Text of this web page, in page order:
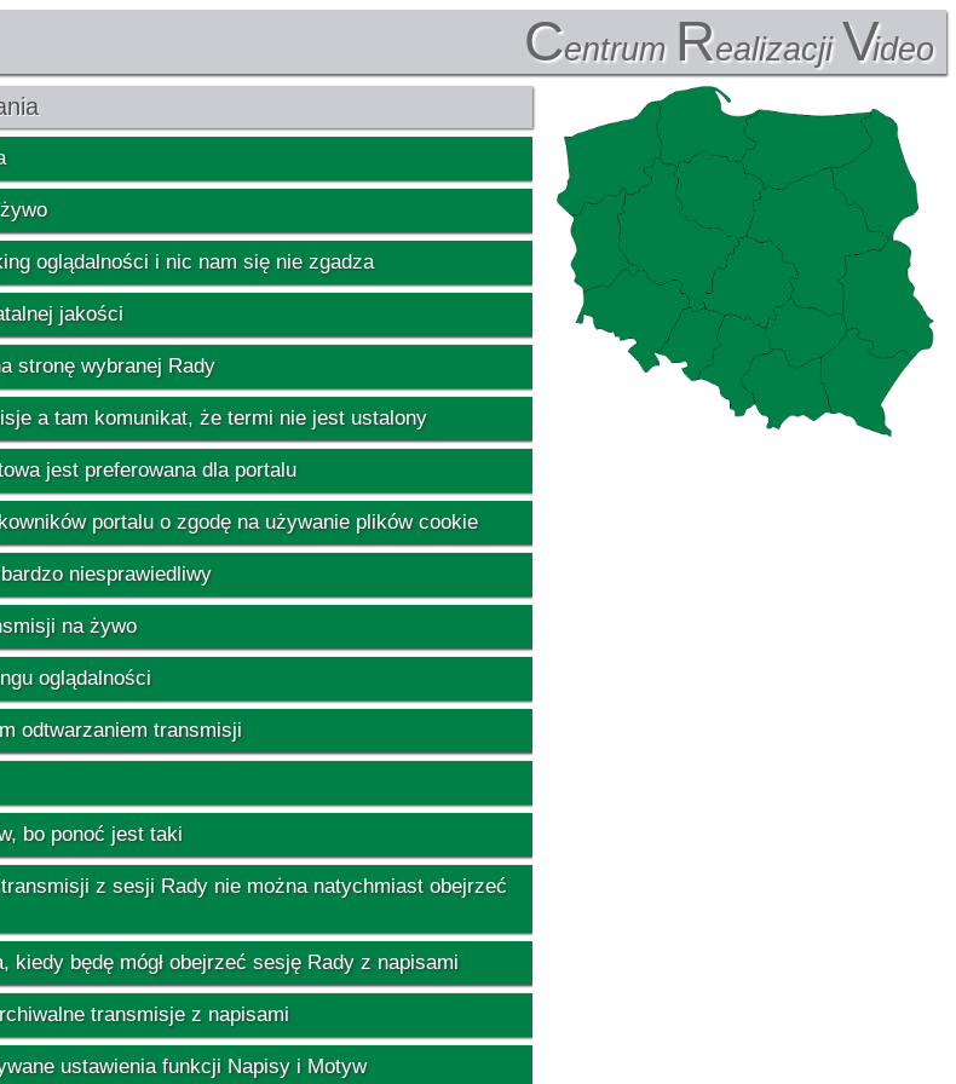
Centrum Realizacji Video
oglądalności i nic nam się nie zgadza
jakości
stronę wybranej Rady
a tam komunikat, że termi nie jest ustalony
jest preferowana dla portalu
portalu o zgodę na używanie plików cookie
niesprawiedliwy
na żywo
oglądalności
odtwarzaniem transmisji
bo ponoć jest taki
z sesji Rady nie można natychmiast obejrzeć
kiedy będę mógł obejrzeć sesję Rady z napisami
transmisje z napisami
ustawienia funkcji Napisy i Motyw